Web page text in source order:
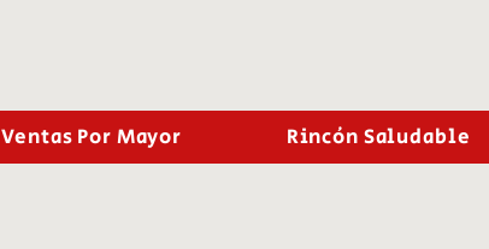
Ventas Por Mayor Rincón Saludable